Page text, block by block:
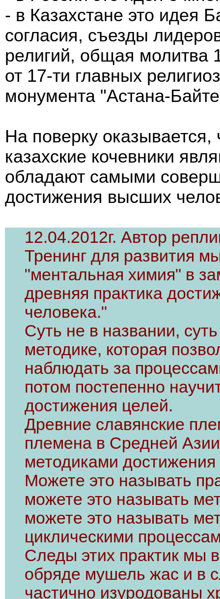
- в Казахстане это идея
согласия, съезды
религий, общая молитва
от 17-ти главных
монумента "Астана-
На поверку оказывается,
казахские кочевники
обладают самыми
достижения высших
12.04.2012г. Автор
Тренинг для развития
"ментальная химия" в
древняя практика
человека."
Суть не в названии,
методике, которая
наблюдать за
потом постепенно
достижения целей.
Древние славянские
племена в Средней
методиками
Можете это называть
можете это называть
можете это называть
циклическими
Следы этих практик мы
обряде мушель жас и в
частично изуродованы